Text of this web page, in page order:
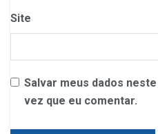
Site
Salvar meus dados
vez que eu comentar.